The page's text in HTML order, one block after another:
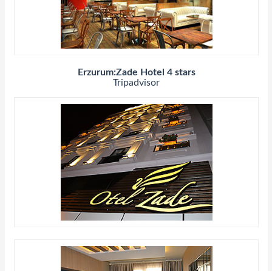
Erzurum:Zade Hotel 4 stars
Tripadvisor